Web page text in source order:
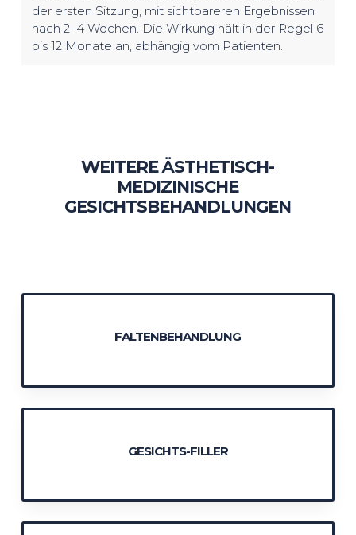
der ersten Sitzung, mit sichtbareren Ergebnissen
nach 2–4 Wochen. Die Wirkung hält in der Regel 6
bis 12 Monate an, abhängig vom Patienten.
WEITERE ÄSTHETISCH-
MEDIZINISCHE
GESICHTSBEHANDLUNGEN
FALTENBEHANDLUNG
GESICHTS-FILLER